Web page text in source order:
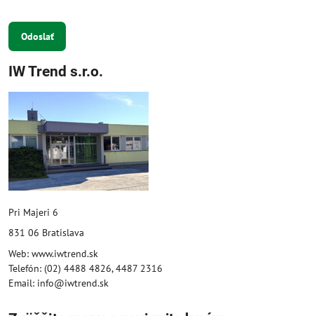
Odoslať
IW Trend s.r.o.
Pri Majeri 6
831 06 Bratislava
Web: www.iwtrend.sk
Telefón: (02) 4488 4826, 4487 2316
Email: info@iwtrend.sk